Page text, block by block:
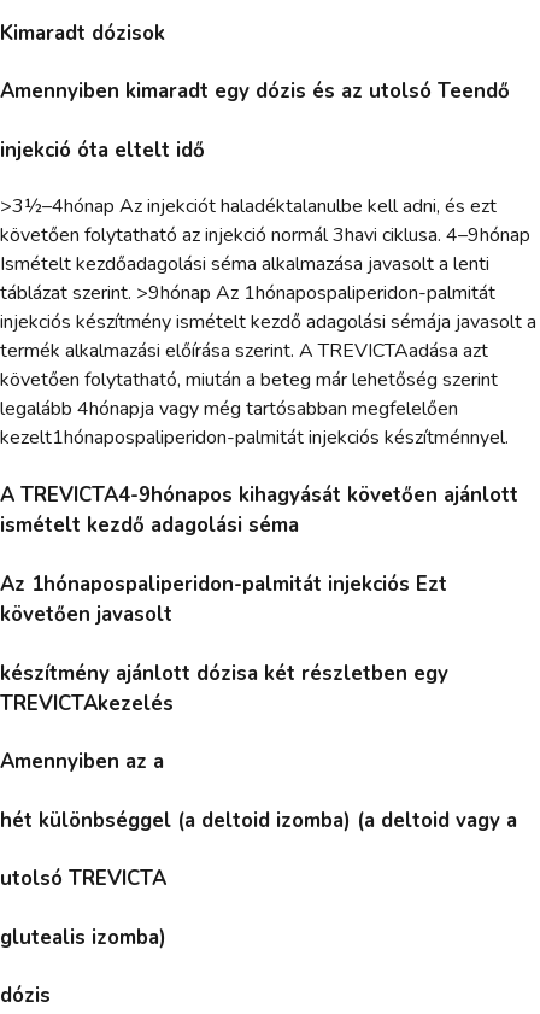
Kimaradt dózisok
Amennyiben kimaradt egy dózis és az utolsó Teendő
injekció óta eltelt idő
>3½–4hónap Az injekciót haladéktalanulbe kell adni, és ezt
követően folytatható az injekció normál 3havi ciklusa. 4–9hónap
Ismételt kezdőadagolási séma alkalmazása javasolt a lenti
táblázat szerint. >9hónap Az 1hónapospaliperidon-palmitát
injekciós készítmény ismételt kezdő adagolási sémája javasolt a
termék alkalmazási előírása szerint. A TREVICTAadása azt
követően folytatható, miután a beteg már lehetőség szerint
legalább 4hónapja vagy még tartósabban megfelelően
kezelt1hónapospaliperidon-palmitát injekciós készítménnyel.
A TREVICTA4-9hónapos kihagyását követően ajánlott
ismételt kezdő adagolási séma
Az 1hónapospaliperidon-palmitát injekciós Ezt
követően javasolt
készítmény ajánlott dózisa két részletben egy
TREVICTAkezelés
Amennyiben az a
hét különbséggel (a deltoid izomba) (a deltoid vagy a
utolsó TREVICTA
glutealis izomba)
dózis